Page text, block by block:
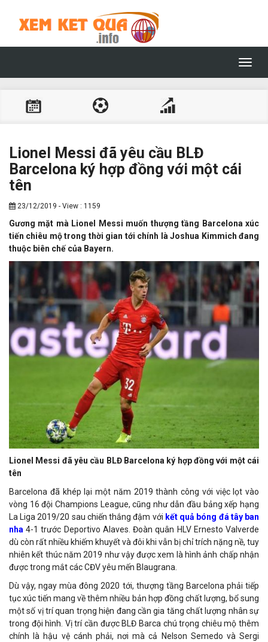
Lionel Messi đã yêu cầu BLĐ
Barcelona ký hợp đồng với một cái
tên
23/12/2019 - View : 1159
Gương mặt mà Lionel Messi muốn thượng tầng Barcelona xúc
tiến chiêu mộ trong thời gian tới chính là Joshua Kimmich đang
thuộc biên chế của Bayern.
Lionel Messi đã yêu cầu BLĐ Barcelona ký hợp đồng với một cái
tên
Barcelona đã khép lại một năm 2019 thành công với việc lọt vào
vòng 16 đội Champions League, cũng như dẫn đầu bảng xếp hạng
La Liga 2019/20 sau chiến thắng đậm với kết quả bóng đá tây ban
nha 4-1 trước Deportivo Alaves. Đoàn quân HLV Ernesto Valverde
dù còn rất nhiều khiếm khuyết và đôi khi vẫn bị chỉ trích nặng nề, tuy
nhiên kết thúc năm 2019 như vậy được xem là hình ảnh chấp nhận
được trong mắt các CĐV yêu mến Blaugrana.
Dù vậy, ngay mùa đông 2020 tới, thượng tầng Barcelona phải tiếp
tục xúc tiến mang về thêm nhiều bản hợp đồng chất lượng, bổ sung
một số vị trí quan trọng hiện đang cần gia tăng chất lượng nhân sự
trong đội hình. Vị trí cần được BLĐ Barca chú trọng chiêu mộ thêm
chính là hậu vệ cánh phải, nơi mà cả Nelson Semedo và Sergi